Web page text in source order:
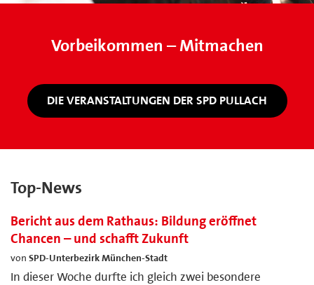
Vorbeikommen – Mitmachen
DIE VERANSTALTUNGEN DER SPD PULLACH
Top-News
Bericht aus dem Rathaus: Bildung eröffnet
Chancen – und schafft Zukunft
von SPD-Unterbezirk München-Stadt
In dieser Woche durfte ich gleich zwei besondere